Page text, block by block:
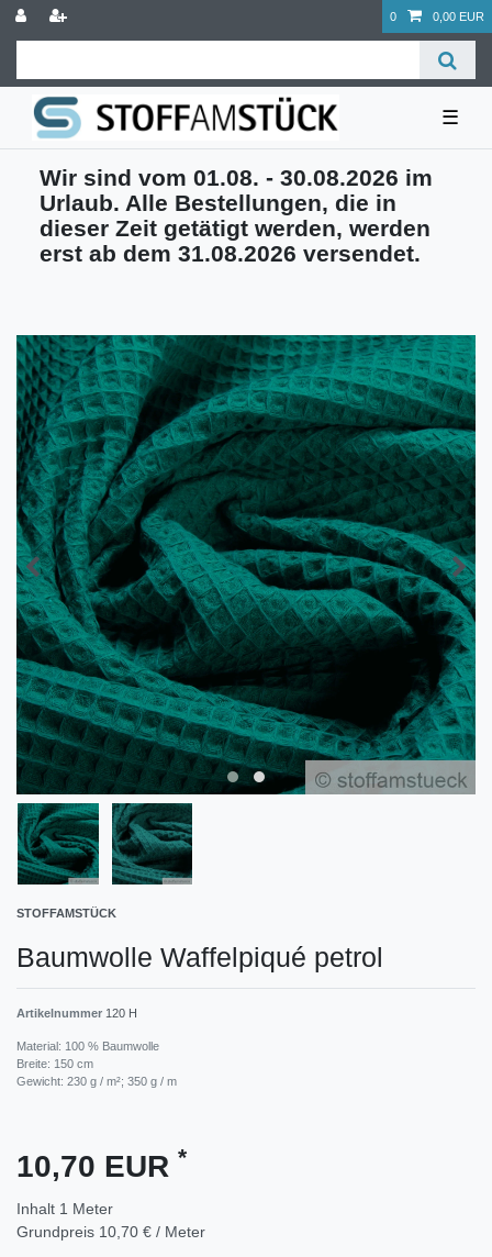
0 0,00 EUR
☰
Wir sind vom 01.08. - 30.08.2026 im
Urlaub. Alle Bestellungen, die in
dieser Zeit getätigt werden, werden
erst ab dem 31.08.2026 versendet.
STOFFAMSTÜCK
Baumwolle Waffelpiqué petrol
Artikelnummer 120 H
Material: 100 % Baumwolle
Breite: 150 cm
Gewicht: 230 g / m²; 350 g / m
10,70 EUR *
Inhalt 1 Meter
Grundpreis 10,70 € / Meter